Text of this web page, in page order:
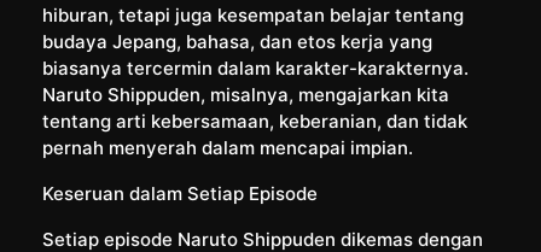
hiburan, tetapi juga kesempatan belajar tentang
budaya Jepang, bahasa, dan etos kerja yang
biasanya tercermin dalam karakter-karakternya.
Naruto Shippuden, misalnya, mengajarkan kita
tentang arti kebersamaan, keberanian, dan tidak
pernah menyerah dalam mencapai impian.
Keseruan dalam Setiap Episode
Setiap episode Naruto Shippuden dikemas dengan